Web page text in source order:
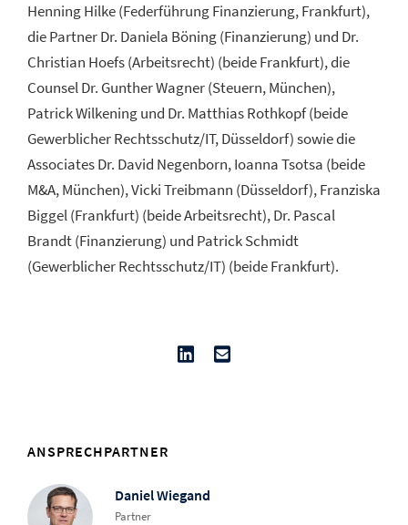
Henning Hilke (Federführung Finanzierung, Frankfurt),
die Partner Dr. Daniela Böning (Finanzierung) und Dr.
Christian Hoefs (Arbeitsrecht) (beide Frankfurt), die
Counsel Dr. Gunther Wagner (Steuern, München),
Patrick Wilkening und Dr. Matthias Rothkopf (beide
Gewerblicher Rechtsschutz/IT, Düsseldorf) sowie die
Associates Dr. David Negenborn, Ioanna Tsotsa (beide
M&A, München), Vicki Treibmann (Düsseldorf), Franziska
Biggel (Frankfurt) (beide Arbeitsrecht), Dr. Pascal
Brandt (Finanzierung) und Patrick Schmidt
(Gewerblicher Rechtsschutz/IT) (beide Frankfurt).
ANSPRECHPARTNER
Daniel Wiegand
Partner